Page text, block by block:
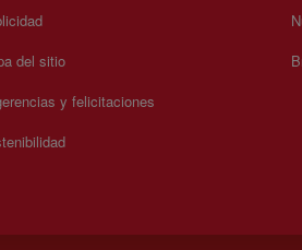
del sitio
y felicitaciones